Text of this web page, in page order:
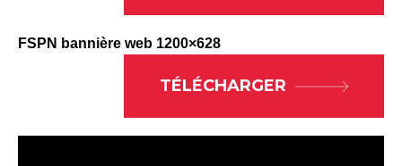
FSPN bannière web 1200×628
TÉLÉCHARGER